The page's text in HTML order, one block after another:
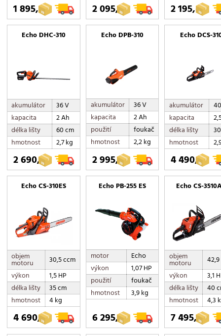
1 895,- 2 095,- 2 195,-
Echo DHC-310
akumulátor
36 V
kapacita
2 Ah
délka lišty
60 cm
hmotnost
2,7 kg
2 690,-
Echo DPB-310
akumulátor
36 V
kapacita
2 Ah
použití
foukač
hmotnost
2,2 kg
2 995,-
Echo DCS-
akumulátor
kapacita
délka lišty
hmotnost
4 490,-
Echo CS-310ES
objem
motoru
30,5 ccm
výkon
1,5 HP
délka lišty
35 cm
hmotnost
4 kg
4 690,-
Echo PB-255 ES
motor
Echo
výkon
1,07 HP
použití
foukač
hmotnost
3,9 kg
6 295,-
Echo CS-
objem
motoru
výkon
3,1
délka lišty
40
hmotnost
4,3
7 495,-